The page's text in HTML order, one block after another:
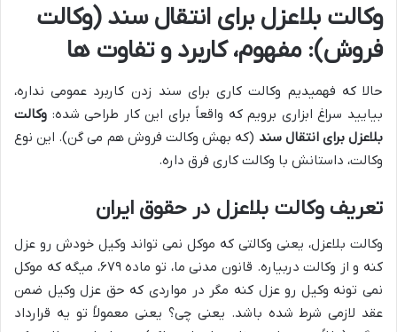
وکالت بلاعزل برای انتقال سند (وکالت
فروش): مفهوم، کاربرد و تفاوت ها
حالا که فهمیدیم وکالت کاری برای سند زدن کاربرد عمومی نداره،
بیایید سراغ ابزاری برویم که واقعاً برای این کار طراحی شده: وکالت
بلاعزل برای انتقال سند (که بهش وکالت فروش هم می گن). این نوع
وکالت، داستانش با وکالت کاری فرق داره.
تعریف وکالت بلاعزل در حقوق ایران
وکالت بلاعزل، یعنی وکالتی که موکل نمی تواند وکیل خودش رو عزل
کنه و از وکالت دربیاره. قانون مدنی ما، تو ماده ۶۷۹، میگه که موکل
نمی تونه وکیل رو عزل کنه مگر در مواردی که حق عزل وکیل ضمن
عقد لازمی شرط شده باشد. یعنی چی؟ یعنی معمولاً تو یه قرارداد